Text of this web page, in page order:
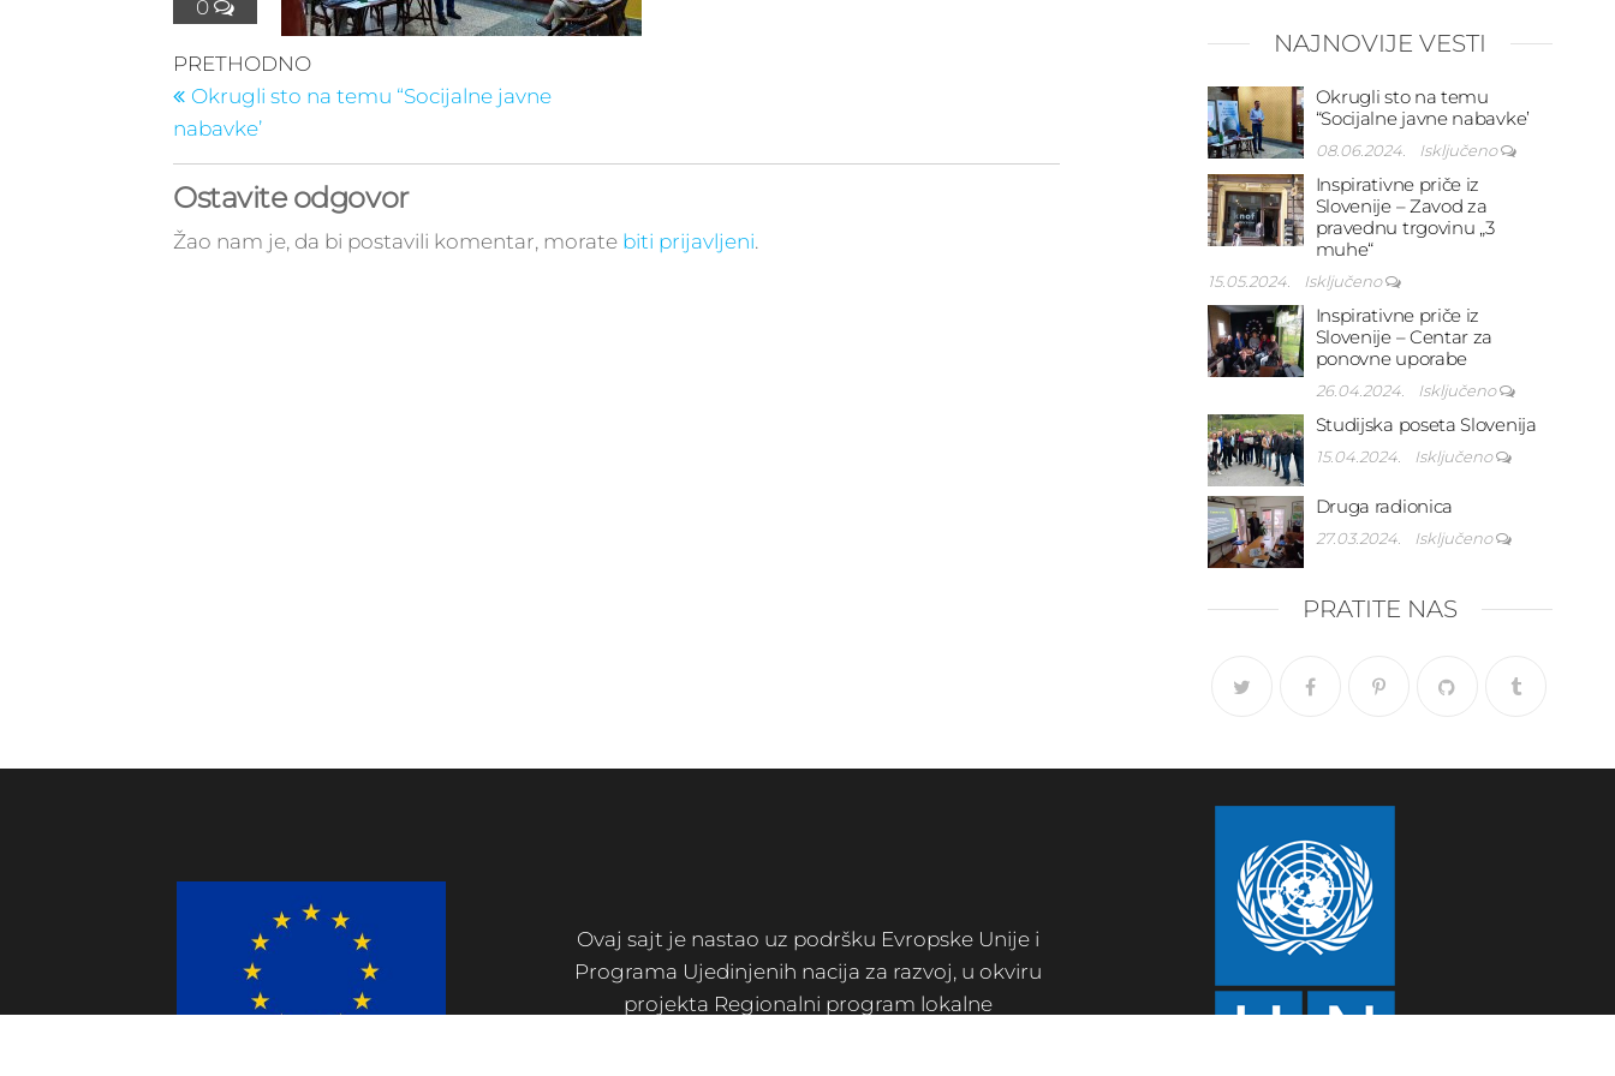
0
Kretanje
članka
Prethodni
post
PRETHODNO
Okrugli sto na temu “Socijalne javne
nabavke’
Ostavite odgovor
Žao nam je, da bi postavili komentar, morate biti prijavljeni.
NAJNOVIJE VESTI
Okrugli sto na temu
“Socijalne javne nabavke’
08.06.2024. Isključeno
Inspirativne priče iz
Slovenije – Zavod za
pravednu trgovinu „3
muhe“
15.05.2024. Isključeno
Inspirativne priče iz
Slovenije – Centar za
ponovne uporabe
26.04.2024. Isključeno
Studijska poseta Slovenija
15.04.2024. Isključeno
Druga radionica
27.03.2024. Isključeno
PRATITE NAS
Ovaj sajt je nastao uz podršku Evropske Unije i
Programa Ujedinjenih nacija za razvoj, u okviru
projekta Regionalni program lokalne